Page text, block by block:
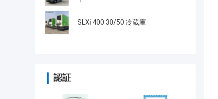
SLXi 400 30/50 冷蔵庫
認証